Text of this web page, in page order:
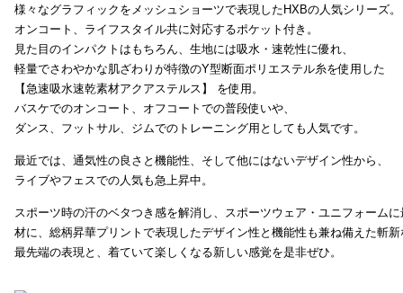
様々なグラフィックをメッシュショーツで表現したHXBの人気シリーズ。
オンコート、ライフスタイル共に対応するポケット付き。
見た目のインパクトはもちろん、生地には吸水・速乾性に優れ、
軽量でさわやかな肌ざわりが特徴のY型断面ポリエステル糸を使用した
【急速吸水速乾素材アクアステルス】 を使用。
バスケでのオンコート、オフコートでの普段使いや、
ダンス、フットサル、ジムでのトレーニング用としても人気です。
最近では、通気性の良さと機能性、そして他にはないデザイン性から、
ライブやフェスでの人気も急上昇中。
スポーツ時の汗のベタつき感を解消し、スポーツウェア・ユニフォーム
材に、総柄昇華プリントで表現したデザイン性と機能性も兼ね備えた斬
最先端の表現と、着ていて楽しくなる新しい感覚を是非ぜひ。